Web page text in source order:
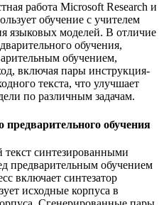
работа Microsoft Research и
обучение с учителем
языковых моделей. В отличие
обучения,
обучением,
включая пары инструкция-
текста, что улучшает
по различным задачам.
обучения
синтезированными
предварительным обучением
включает синтезатор
исходные корпуса в